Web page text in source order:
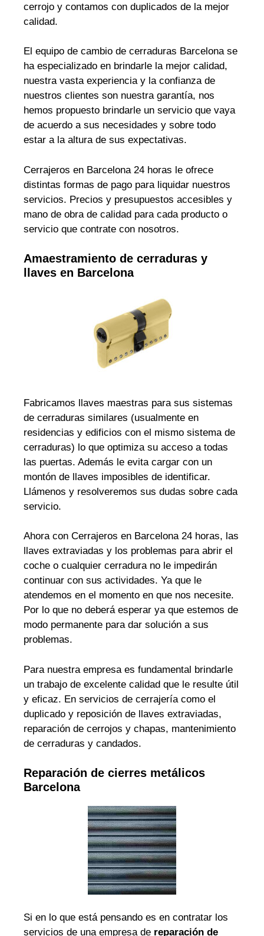
cerrojo y contamos con duplicados de la mejor
calidad.
El equipo de cambio de cerraduras Barcelona se
ha especializado en brindarle la mejor calidad,
nuestra vasta experiencia y la confianza de
nuestros clientes son nuestra garantía, nos
hemos propuesto brindarle un servicio que vaya
de acuerdo a sus necesidades y sobre todo
estar a la altura de sus expectativas.
Cerrajeros en Barcelona 24 horas le ofrece
distintas formas de pago para liquidar nuestros
servicios. Precios y presupuestos accesibles y
mano de obra de calidad para cada producto o
servicio que contrate con nosotros.
Amaestramiento de cerraduras y
llaves en Barcelona
Fabricamos llaves maestras para sus sistemas
de cerraduras similares (usualmente en
residencias y edificios con el mismo sistema de
cerraduras) lo que optimiza su acceso a todas
las puertas. Además le evita cargar con un
montón de llaves imposibles de identificar.
Llámenos y resolveremos sus dudas sobre cada
servicio.
Ahora con Cerrajeros en Barcelona 24 horas, las
llaves extraviadas y los problemas para abrir el
coche o cualquier cerradura no le impedirán
continuar con sus actividades. Ya que le
atendemos en el momento en que nos necesite.
Por lo que no deberá esperar ya que estemos de
modo permanente para dar solución a sus
problemas.
Para nuestra empresa es fundamental brindarle
un trabajo de excelente calidad que le resulte útil
y eficaz. En servicios de cerrajería como el
duplicado y reposición de llaves extraviadas,
reparación de cerrojos y chapas, mantenimiento
de cerraduras y candados.
Reparación de cierres metálicos
Barcelona
Si en lo que está pensando es en contratar los
servicios de una empresa de reparación de